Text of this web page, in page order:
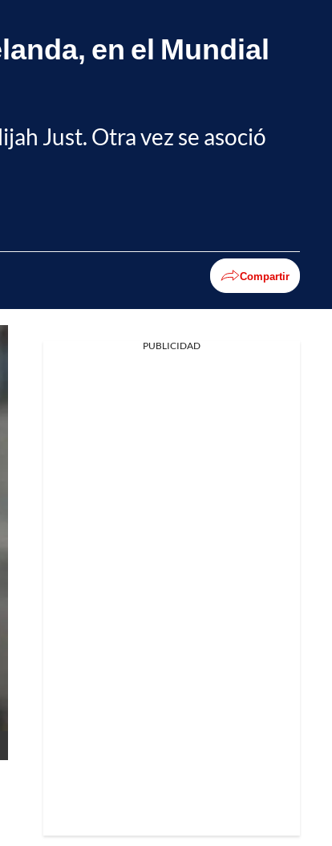
en el Mundial
Just. Otra vez se asoció
Compartir
PUBLICIDAD